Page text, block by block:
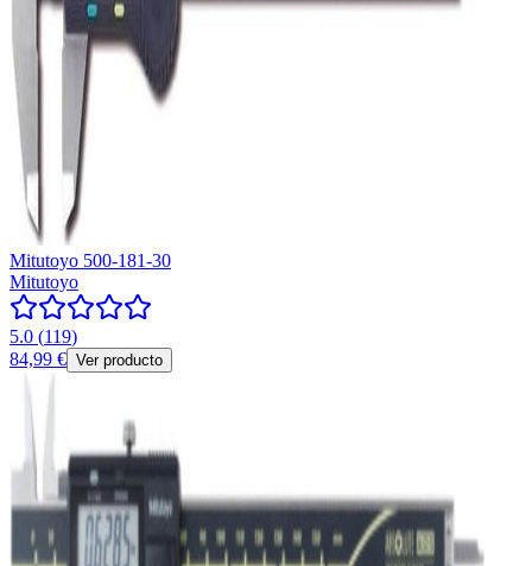
Mitutoyo 500-181-30
Mitutoyo
5.0 (119)
84,99 € Ver producto